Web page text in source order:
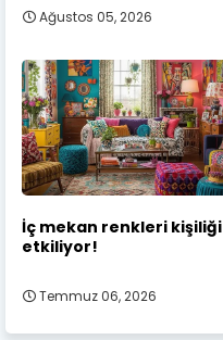
Ağustos 05, 2026
İç mekan renkleri kişiliği
etkiliyor!
Temmuz 06, 2026